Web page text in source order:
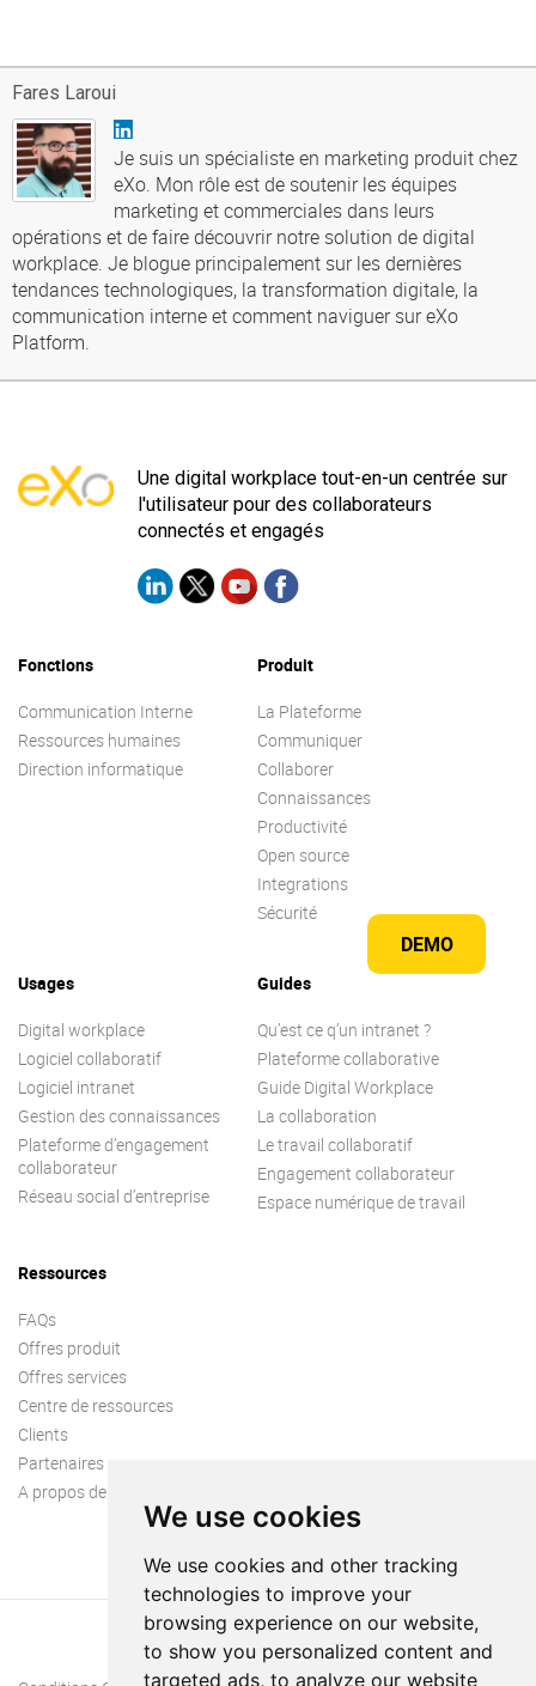
We use cookies
We use cookies and other tracking
technologies to improve your
browsing experience on our website,
to show you personalized content and
targeted ads, to analyze our website
DEMO
Fares Laroui
Je suis un spécialiste en marketing produit chez
eXo. Mon rôle est de soutenir les équipes
marketing et commerciales dans leurs
opérations et de faire découvrir notre solution de digital
workplace. Je blogue principalement sur les dernières
tendances technologiques, la transformation digitale, la
communication interne et comment naviguer sur eXo
Platform.
Une digital workplace tout-en-un centrée sur
l'utilisateur pour des collaborateurs
connectés et engagés
Fonctions
Communication Interne
Ressources humaines
Direction informatique
Produit
La Plateforme
Communiquer
Collaborer
Connaissances
Productivité
Open source
Integrations
Sécurité
Usages
Digital workplace
Logiciel collaboratif
Logiciel intranet
Gestion des connaissances
Plateforme d’engagement
collaborateur
Réseau social d’entreprise
Guides
Qu’est ce q’un intranet ?
Plateforme collaborative
Guide Digital Workplace
La collaboration
Le travail collaboratif
Engagement collaborateur
Espace numérique de travail
Ressources
FAQs
Offres produit
Offres services
Centre de ressources
Clients
Partenaires
A propos de nous